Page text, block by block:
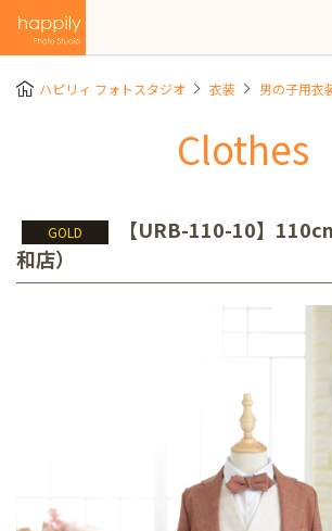
ハピリィ フォトスタジオ 衣装 男の子用衣
Clothes
GOLD
【URB-110-10】
和店）